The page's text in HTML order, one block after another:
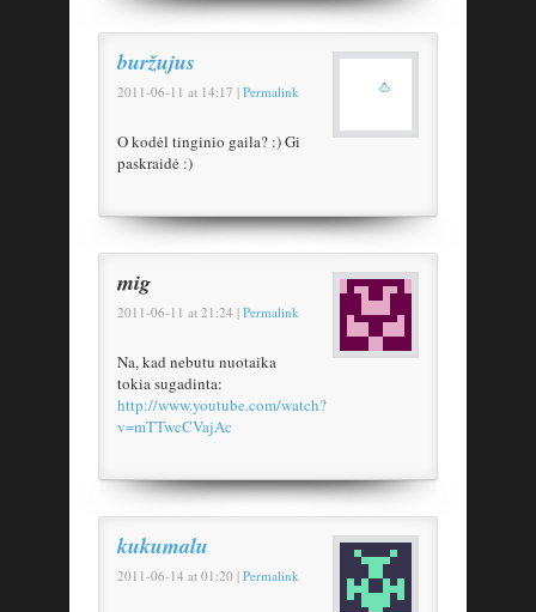
buržujus
2011-06-11 at 14:17 | Permalink
O kodėl tinginio gaila? :) Gi
paskraidė :)
mig
2011-06-11 at 21:24 | Permalink
Na, kad nebutu nuotaika
tokia sugadinta:
http://www.youtube.com/watch?
v=mTTwcCVajAc
kukumalu
2011-06-14 at 01:20 | Permalink